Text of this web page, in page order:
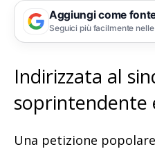
Aggiungi come
Seguici più facilmente
Indirizzata al
soprintendente
Una petizione